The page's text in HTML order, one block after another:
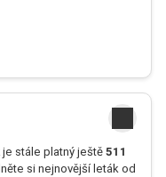
je stále platný ještě 511
si nejnovější leták od